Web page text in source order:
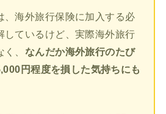
、海外旅行保険に加入する必
しているけど、実際海外旅行
、 なんだか海外旅行のたび
円程度を損した気持ちにも